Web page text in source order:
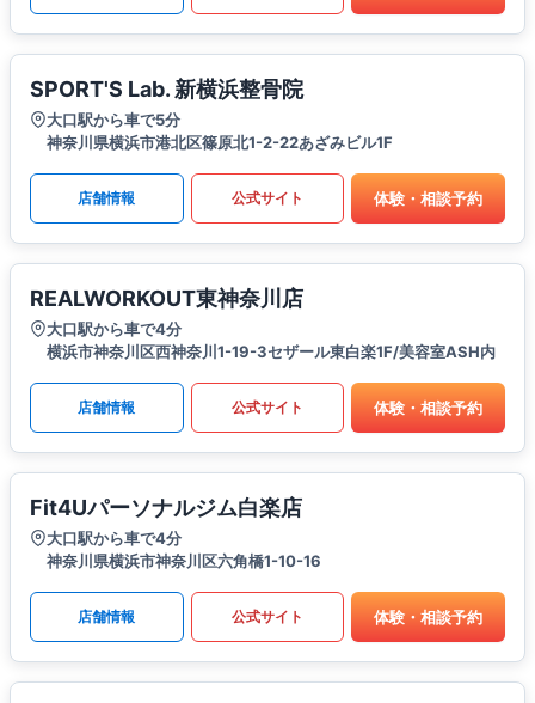
SPORT'S Lab. 新横浜整骨院
大口駅から車で5分
神奈川県横浜市港北区篠原北1-2-22あざみビル1F
店舗情報 公式サイト 体験・相談予約
REALWORKOUT東神奈川店
大口駅から車で4分
横浜市神奈川区西神奈川1-19-3セザール東白楽1F/美容室ASH内
店舗情報 公式サイト 体験・相談予約
Fit4Uパーソナルジム白楽店
大口駅から車で4分
神奈川県横浜市神奈川区六角橋1-10-16
店舗情報 公式サイト 体験・相談予約